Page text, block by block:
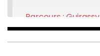
Parcours : Guirassy
Feb 16, 2021 • 28:08